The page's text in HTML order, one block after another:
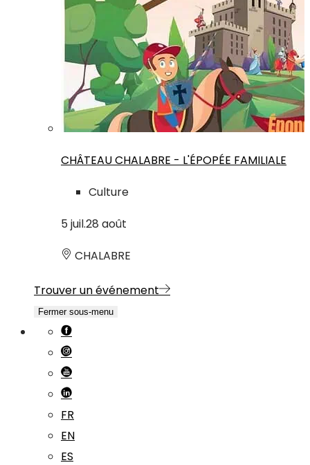
CHÂTEAU CHALABRE - L'ÉPOPÉE FAMILIALE
Culture
5 juil.28 août
CHALABRE
Trouver un événement
Fermer sous-menu
FR
EN
ES